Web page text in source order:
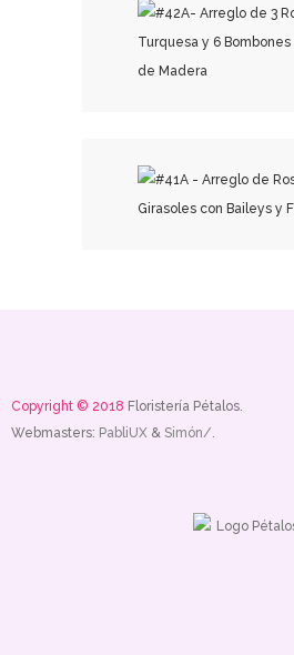
₡23,500.00
Copyright © 2018 Floristería Pétalos.
Webmasters: PabliUX & Simón/.